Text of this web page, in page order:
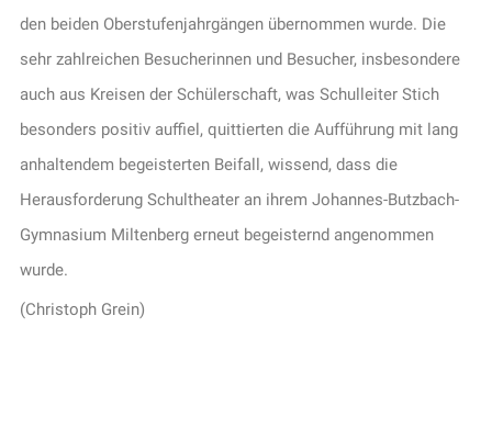
den beiden Oberstufenjahrgängen übernommen wurde. Die
sehr zahlreichen Besucherinnen und Besucher, insbesondere
auch aus Kreisen der Schülerschaft, was Schulleiter Stich
besonders positiv auffiel, quittierten die Aufführung mit lang
anhaltendem begeisterten Beifall, wissend, dass die
Herausforderung Schultheater an ihrem Johannes-Butzbach-
Gymnasium Miltenberg erneut begeisternd angenommen
wurde.
(Christoph Grein)